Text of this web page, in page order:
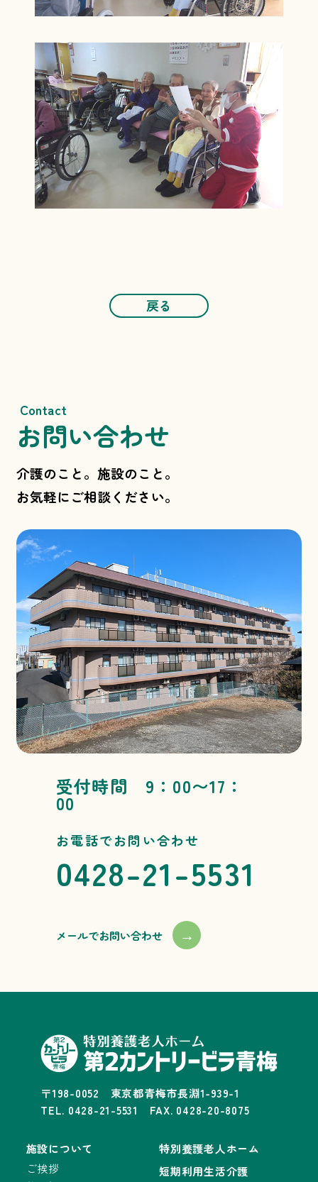
戻る
Contact
お問い合わせ
介護のこと。施設のこと。
お気軽にご相談ください。
受付時間 9：00〜17：
00
お電話でお問い合わせ
0428-21-5531
メールでお問い合わせ →
〒198-0052 東京都青梅市長淵1-939-1
TEL. 0428-21-5531 FAX. 0428-20-8075
施設について
ご挨拶
特別養護老人ホーム
短期利用生活介護